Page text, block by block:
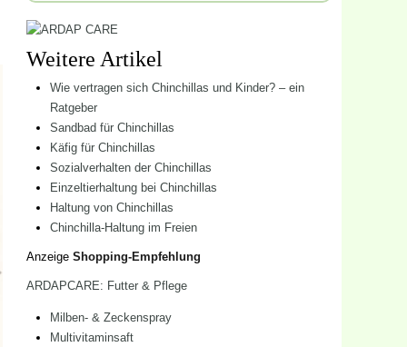
Weitere Artikel
Wie vertragen sich Chinchillas und Kinder? – ein
Ratgeber
Sandbad für Chinchillas
Käfig für Chinchillas
Sozialverhalten der Chinchillas
Einzeltierhaltung bei Chinchillas
Haltung von Chinchillas
Chinchilla-Haltung im Freien
Anzeige Shopping-Empfehlung
ARDAPCARE: Futter & Pflege
Milben- & Zeckenspray
Multivitaminsaft